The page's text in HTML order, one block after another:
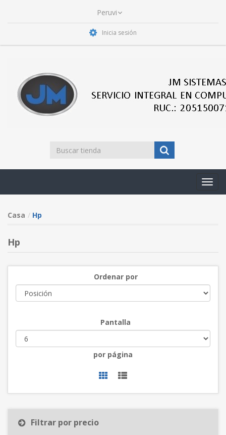
Inicia sesión
Casa Hp
Hp
Ordenar por
Pantalla
por página
Filtrar por precio